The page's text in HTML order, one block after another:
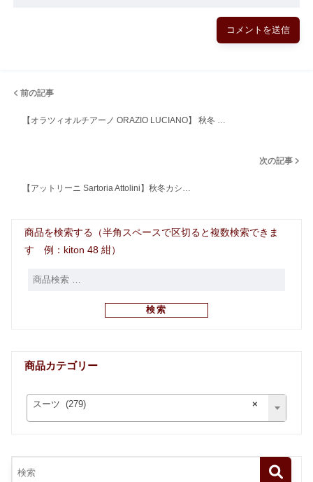
前の記事
【オラツィオルチアーノ ORAZIO LUCIANO】 秋冬 …
次の記事
【アットリーニ Sartoria Attolini】秋冬カシ…
商品を検索する（半角スペースで区切ると複数検索できま
す 例：kiton 48 紺）
検索
商品カテゴリー
×
スーツ (279)